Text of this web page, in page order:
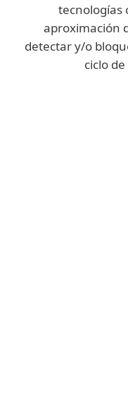
tecnologías
aproximación
detectar y/o
ciclo